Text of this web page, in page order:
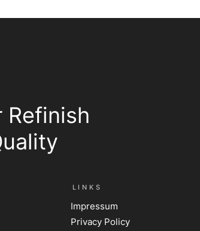
Refinish
LINKS
Impressum
Privacy Policy